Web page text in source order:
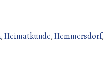
,Heimatkunde,Hemmersdorf,